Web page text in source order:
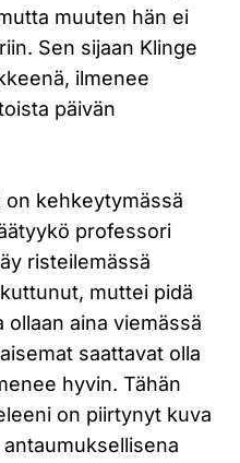
muuten hän ei
Sen sijaan Klinge
ilmenee
päivän
on kehkeytymässä
professori
risteilemässä
muttei pidä
aina viemässä
saattavat olla
hyvin. Tähän
on piirtynyt kuva